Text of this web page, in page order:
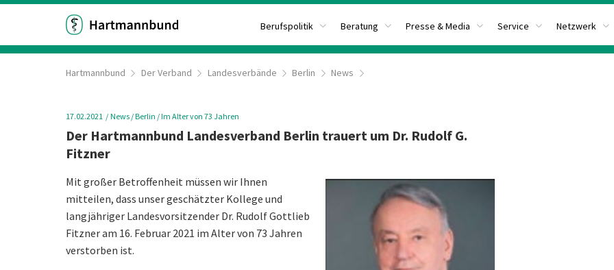
Berufspolitik Beratung Presse & Media Service Netzwerk
Hartmannbund Der Verband Landesverbände Berlin News
17.02.2021 News / Berlin / Im Alter von 73 Jahren
Der Hartmannbund Landesverband Berlin trauert um Dr. Rudolf G.
Fitzner
Mit großer Betroffenheit müssen wir Ihnen
mitteilen, dass unser geschätzter Kollege und
langjähriger Landesvorsitzender Dr. Rudolf Gottlieb
Fitzner am 16. Februar 2021 im Alter von 73 Jahren
verstorben ist.